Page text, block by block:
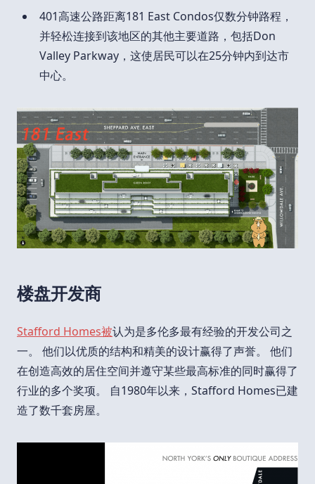
401高速公路距离181 East Condos仅数分钟路程，
并轻松连接到该地区的其他主要道路，包括Don
Valley Parkway，这使居民可以在25分钟内到达市
中心。
楼盘开发商
Stafford Homes被认为是多伦多最有经验的开发公司之
一。 他们以优质的结构和精美的设计赢得了声誉。 他们
在创造高效的居住空间并遵守某些最高标准的同时赢得了
行业的多个奖项。 自1980年以来，Stafford Homes已建
造了数千套房屋。